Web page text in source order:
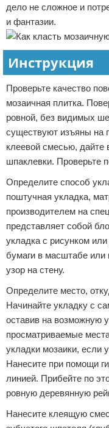
дело не сложное и
и фантазии.
Инструкция
Проверьте качество
мозаичная плитка.
ровной, без видимых
существуют изъяны на
клеевой смесью, дайте
шпаклевки. Проверьте
Определите способ
поштучная укладка,
производителем на
представляет собой
укладка с рисунком
бумаги в масштабе или
узор на стену.
Определите место,
Начинайте укладку с
оставив на возможную
просматриваемые
укладки мозаики, если
Нанесите при помощи
линией. Прибейте по
ровную деревянную
Нанесите клеящую